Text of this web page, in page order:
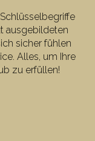
ausgebildeten
sicher fühlen
Alles, um Ihre
zu erfüllen!